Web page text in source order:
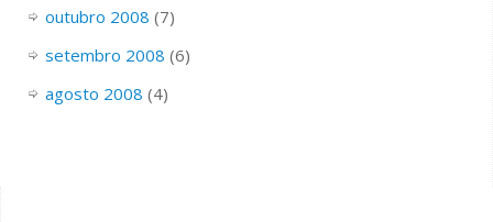
outubro 2008 (7)
setembro 2008 (6)
agosto 2008 (4)